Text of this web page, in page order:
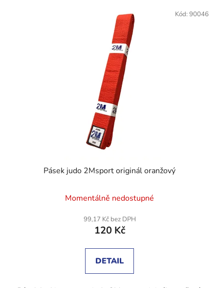
Pásek judo 2Msport originál oranžový
hodnocení
produktu
je
z
Momentálně nedostupné
99,17 Kč bez DPH
120 Kč
DETAIL
Kód: 90046